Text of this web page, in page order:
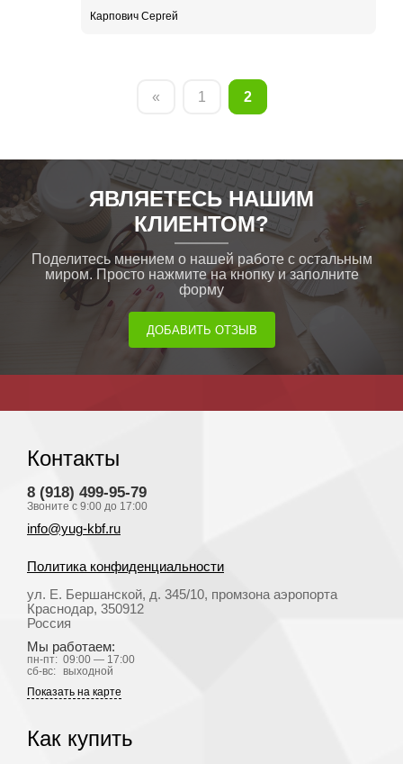
Карпович Сергей
« 1 2
ЯВЛЯЕТЕСЬ НАШИМ
КЛИЕНТОМ?
Поделитесь мнением о нашей работе с остальным
миром. Просто нажмите на кнопку и заполните
форму
ДОБАВИТЬ ОТЗЫВ
Контакты
8 (918) 499-95-79
Звоните с 9:00 до 17:00
info@yug-kbf.ru
Политика конфиденциальности
ул. Е. Бершанской, д. 345/10, промзона аэропорта
Краснодар, 350912
Россия
Мы работаем:
пн-пт: 09:00 — 17:00
сб-вс: выходной
Показать на карте
Как купить